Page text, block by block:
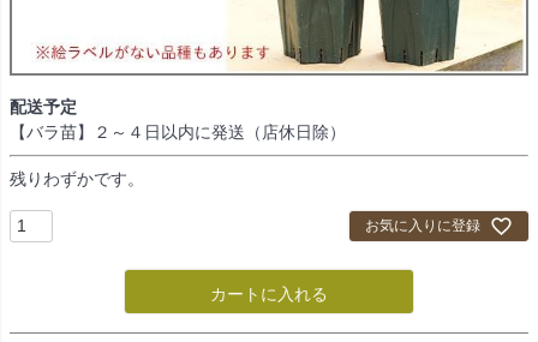
配送予定
【バラ苗】２～４日以内に発送（店休日除）
残りわずかです。
お気に入りに登録
カートに入れる